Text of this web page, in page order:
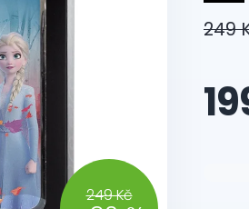
249 Kč
249